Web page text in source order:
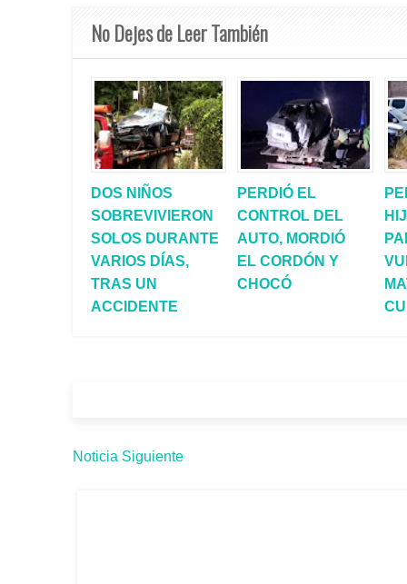
No Dejes de Leer También
DOS NIÑOS
SOBREVIVIERON
SOLOS DURANTE
VARIOS DÍAS,
TRAS UN
ACCIDENTE
PERDIÓ EL
CONTROL DEL
AUTO, MORDIÓ
EL CORDÓN Y
CHOCÓ
Noticia Siguiente